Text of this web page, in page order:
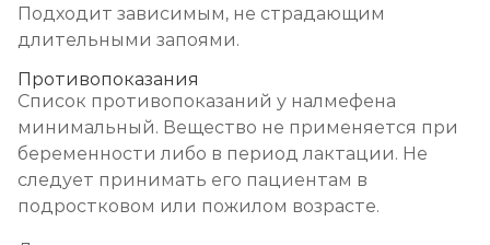
Подходит зависимым, не страдающим
длительными запоями.
Противопоказания
Список противопоказаний у налмефена
минимальный. Вещество не применяется при
беременности либо в период лактации. Не
следует принимать его пациентам в
подростковом или пожилом возрасте.